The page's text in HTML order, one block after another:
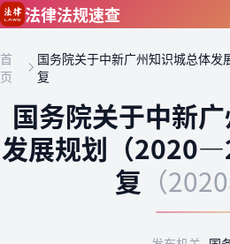
跳到主要内容
法律法规速查
首
页
国务院关于中新广州知识城总体
复
国务院关于中新
发展规划（
复 （